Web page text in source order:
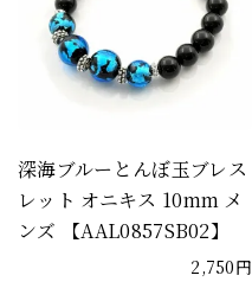
深海ブルーとんぼ玉ブレス
レット オニキス 10mm メ
ンズ 【AAL0857SB02】
2,750円